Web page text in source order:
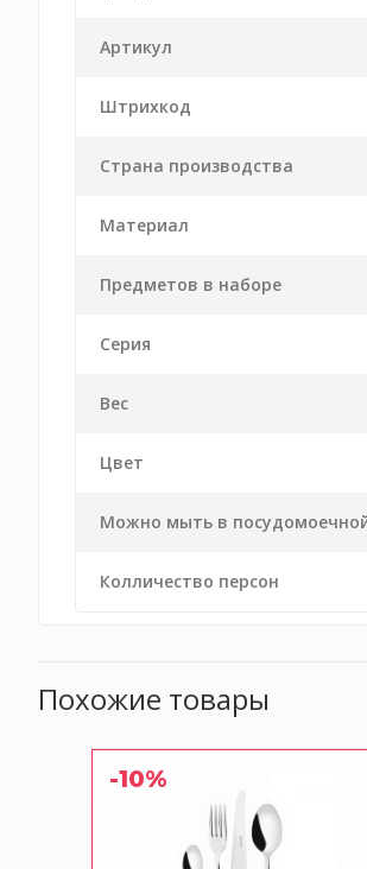
Артикул
Штрихкод
Страна производства
Материал
Предметов в наборе
Серия
Вес
Цвет
Можно мыть в
Колличество персон
Похожие товары
-10%